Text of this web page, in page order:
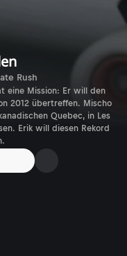
Rush
eine Mission: Er will den
2012 übertreffen. Mischo
Quebec, in Les
Erik will diesen Rekord